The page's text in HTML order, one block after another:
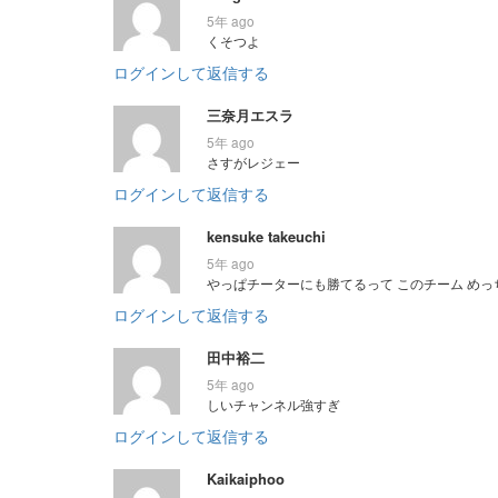
5年 ago
くそつよ
ログインして返信する
三奈月エスラ
5年 ago
さすがレジェー
ログインして返信する
kensuke takeuchi
5年 ago
やっぱチーターにも勝てるって このチーム めっ
ログインして返信する
田中裕二
5年 ago
しいチャンネル強すぎ
ログインして返信する
Kaikaiphoo